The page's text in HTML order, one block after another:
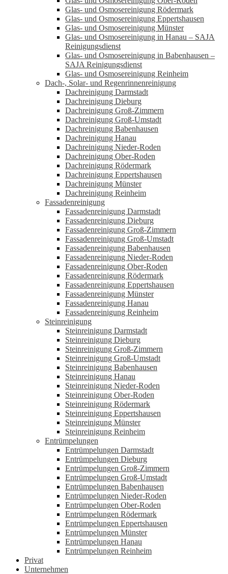
Glas- und Osmosereinigung Rödermark
Glas- und Osmosereinigung Eppertshausen
Glas- und Osmosereinigung Münster
Glas- und Osmosereinigung in Hanau – SAJA
Reinigungsdienst
Glas- und Osmosereinigung in Babenhausen –
SAJA Reinigungsdienst
Glas- und Osmosereinigung Reinheim
Dach-, Solar- und Regenrinnenreinigung
Dachreinigung Darmstadt
Dachreinigung Dieburg
Dachreinigung Groß-Zimmern
Dachreinigung Groß-Umstadt
Dachreinigung Babenhausen
Dachreinigung Hanau
Dachreinigung Nieder-Roden
Dachreinigung Ober-Roden
Dachreinigung Rödermark
Dachreinigung Eppertshausen
Dachreinigung Münster
Dachreinigung Reinheim
Fassadenreinigung
Fassadenreinigung Darmstadt
Fassadenreinigung Dieburg
Fassadenreinigung Groß-Zimmern
Fassadenreinigung Groß-Umstadt
Fassadenreinigung Babenhausen
Fassadenreinigung Nieder-Roden
Fassadenreinigung Ober-Roden
Fassadenreinigung Rödermark
Fassadenreinigung Eppertshausen
Fassadenreinigung Münster
Fassadenreinigung Hanau
Fassadenreinigung Reinheim
Steinreinigung
Steinreinigung Darmstadt
Steinreinigung Dieburg
Steinreinigung Groß-Zimmern
Steinreinigung Groß-Umstadt
Steinreinigung Babenhausen
Steinreinigung Hanau
Steinreinigung Nieder-Roden
Steinreinigung Ober-Roden
Steinreinigung Rödermark
Steinreinigung Eppertshausen
Steinreinigung Münster
Steinreinigung Reinheim
Entrümpelungen
Entrümpelungen Darmstadt
Entrümpelungen Dieburg
Entrümpelungen Groß-Zimmern
Entrümpelungen Groß-Umstadt
Entrümpelungen Babenhausen
Entrümpelungen Nieder-Roden
Entrümpelungen Ober-Roden
Entrümpelungen Rödermark
Entrümpelungen Eppertshausen
Entrümpelungen Münster
Entrümpelungen Hanau
Entrümpelungen Reinheim
Privat
Unternehmen